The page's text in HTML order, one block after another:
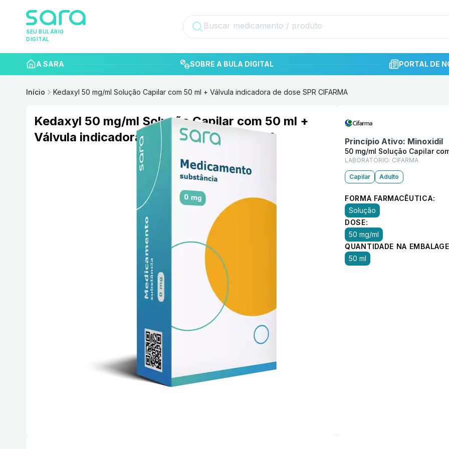
SEU BULÁRIO
DIGITAL
A SARA SOBRE A BULA DIGITAL PORTAL DE
Início Kedaxyl 50 mg/ml Solução Capilar com 50 ml + Válvula indicadora de dose SPR CIFARMA
Kedaxyl 50 mg/ml Solução Capilar com 50 ml +
Válvula indicadora de dose SPR CIFARMA
Princípio Ativo: Minoxidil
50 mg/ml Solução Capilar
LABORATÓRIO: CIFARMA
Capilar Adulto
FORMA FARMACÊUTICA:
Solução
DOSE:
50 mg/ml
QUANTIDADE NA
50 ml